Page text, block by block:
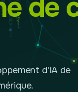
de
d'IA de